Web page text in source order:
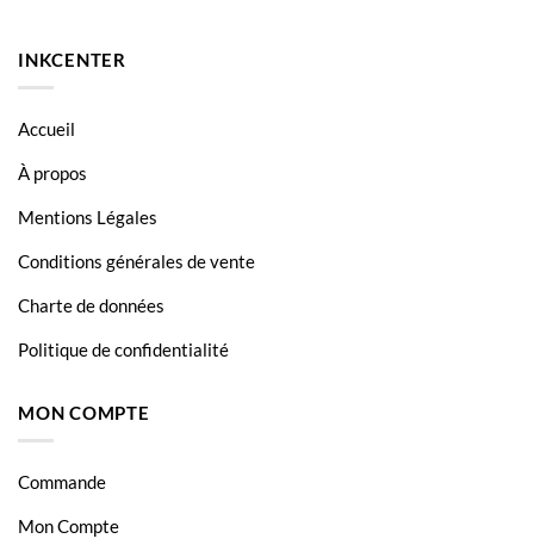
HP OfficeJet 7612WF
INKCENTER
Accueil
À propos
Mentions Légales
Conditions générales de vente
Charte de données
Politique de confidentialité
MON COMPTE
Commande
Mon Compte